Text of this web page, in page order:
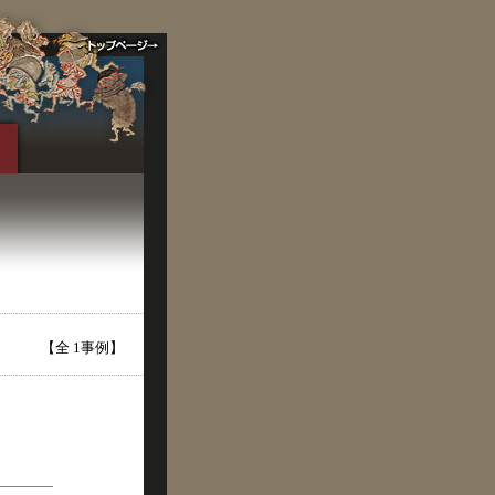
【全 1事例】